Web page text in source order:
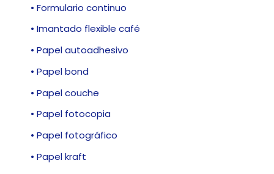
• Formulario continuo
• Imantado flexible café
• Papel autoadhesivo
• Papel bond
• Papel couche
• Papel fotocopia
• Papel fotográfico
• Papel kraft